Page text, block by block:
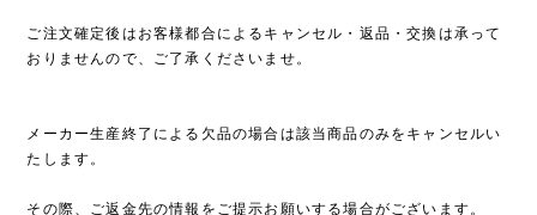
ご注文確定後はお客様都合によるキャンセル・返品・交換は承って
おりませんので、ご了承くださいませ。
メーカー生産終了による欠品の場合は該当商品のみをキャンセルい
たします。
その際、ご返金先の情報をご提示お願いする場合がございます。